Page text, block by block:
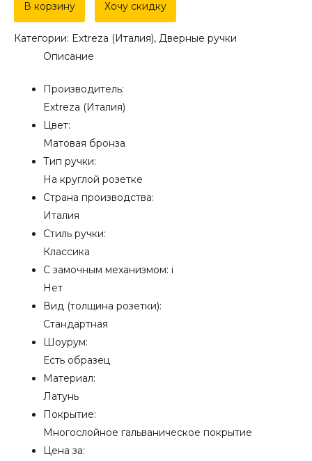
Дверная
ручка
Extreza
"COMO"
розетке
матовая
бронза
В корзину Хочу скидку
Категории: Extreza (Италия), Дверные ручки
Описание
Производитель:
Extreza (Италия)
Цвет:
Матовая бронза
Тип ручки:
На круглой розетке
Страна производства:
Италия
Стиль ручки:
Классика
С замочным механизмом: i
Нет
Вид (толщина розетки):
Стандартная
Шоурум:
Есть образец
Материал:
Латунь
Покрытие:
Многослойное гальваническое покрытие
Цена за: